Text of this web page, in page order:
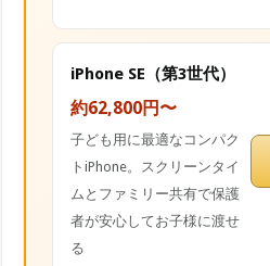
iPhone SE（第3世代）
約62,800円〜
子ども用に最適なコンパク
トiPhone。スクリーンタイ
ムとファミリー共有で保護
者が安心してお子様に渡せ
る